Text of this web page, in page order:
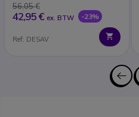
56,05 €
42,95 € ex. BTW -23%
Ref: DESAV